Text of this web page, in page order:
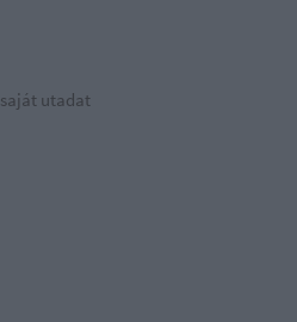
saját utadat